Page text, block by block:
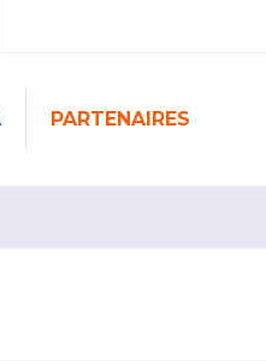
PARTENAIRES